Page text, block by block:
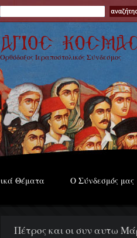
Ορθόδοξος Ιεραποστολικός Σύνδεσμος
Θέματα Ο Σύνδεσμός μας
Πέτρος και οι συν αυτω